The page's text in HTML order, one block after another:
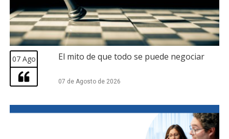
07 Ago El mito de que todo se puede negociar
07 de Agosto de 2026